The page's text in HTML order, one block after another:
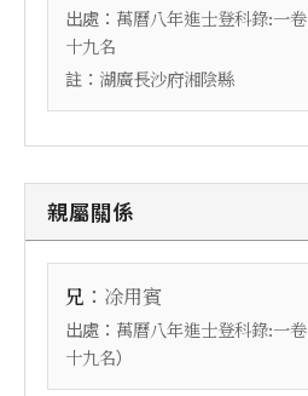
出處： 萬曆八年進士登科錄:一卷
十九名
註： 湖廣長沙府湘陰縣
親屬關係
兄 ： 凃用賓
出處： 萬曆八年進士登科錄:一卷
十九名）